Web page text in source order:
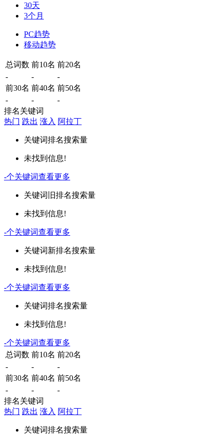
30天
3个月
PC趋势
移动趋势
总词数 前10名 前20名
-
-
-
前30名 前40名 前50名
-
-
-
排名关键词
热门 跌出 涨入 阿拉丁
关键词排名搜索量
未找到信息!
-个关键词查看更多
关键词 旧排名搜索量
未找到信息!
-个关键词查看更多
关键词新排名搜索量
未找到信息!
-个关键词查看更多
关键词排名搜索量
未找到信息!
-个关键词查看更多
总词数 前10名 前20名
-
-
-
前30名 前40名 前50名
-
-
-
排名关键词
热门 跌出 涨入 阿拉丁
关键词排名搜索量